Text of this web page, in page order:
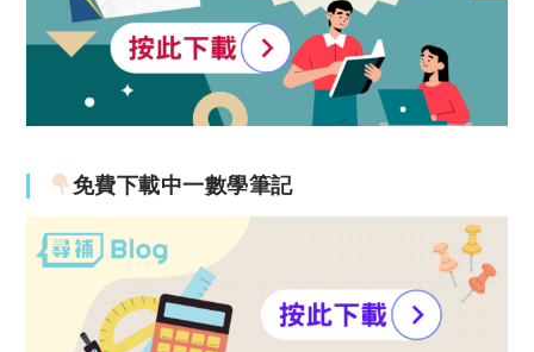
免費下載中一數學筆記